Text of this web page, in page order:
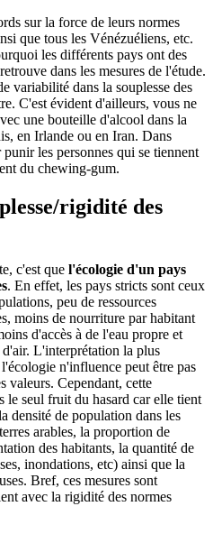
sur la force de leurs normes
que tous les Vénézuéliens, etc.
les différents pays ont des
dans les mesures de l'étude.
variabilité dans la souplesse des
C'est évident d'ailleurs, vous ne
une bouteille d'alcool dans la
en Irlande ou en Iran. Dans
les personnes qui se tiennent
du chewing-gum.
rigidité des
c'est que l'écologie d'un pays
. En effet, les pays stricts sont ceux
peu de ressources
moins de nourriture par habitant
d'accès à de l'eau propre et
L'interprétation la plus
n'influence peut être pas
valeurs. Cependant, cette
le seul fruit du hasard car elle tient
densité de population dans les
arables, la proportion de
des habitants, la quantité de
inondations, etc) ainsi que la
Bref, ces mesures sont
avec la rigidité des normes